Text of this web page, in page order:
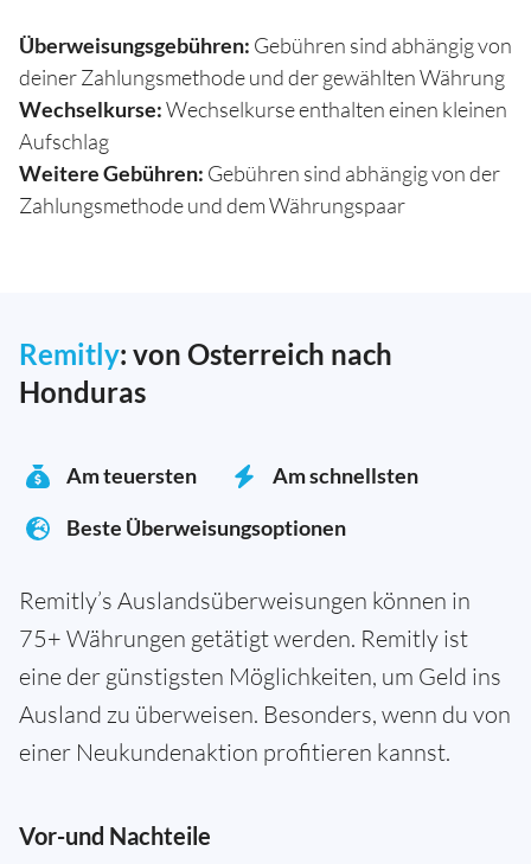
Überweisungsgebühren: Gebühren sind abhängig von
deiner Zahlungsmethode und der gewählten Währung
Wechselkurse:Wechselkurse enthalten einen kleinen
Aufschlag
Weitere Gebühren: Gebühren sind abhängig von der
Zahlungsmethode und dem Währungspaar
Remitly: von Osterreich nach
Honduras
Am teuersten
Am schnellsten
Beste Überweisungsoptionen
Remitly’s Auslandsüberweisungen können in
75+ Währungen getätigt werden. Remitly ist
eine der günstigsten Möglichkeiten, um Geld ins
Ausland zu überweisen. Besonders, wenn du von
einer Neukundenaktion profitieren kannst.
Vor-und Nachteile